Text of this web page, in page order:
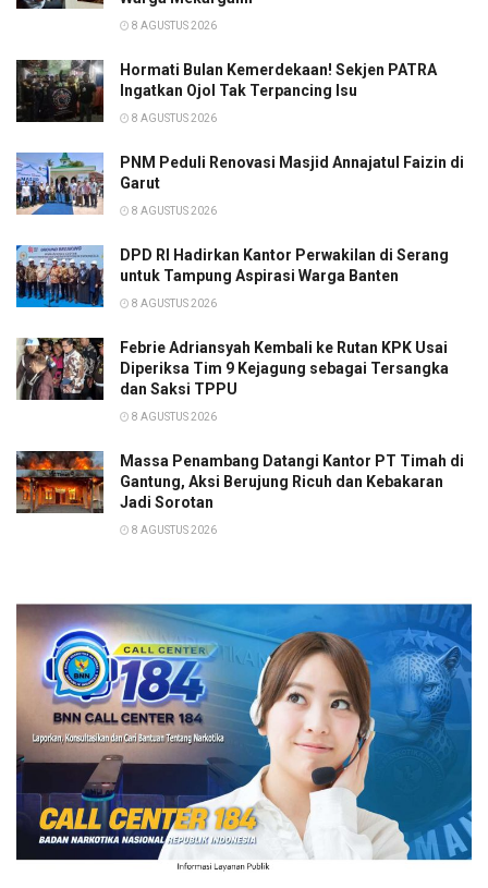
8 AGUSTUS 2026
Hormati Bulan Kemerdekaan! Sekjen PATRA
Ingatkan Ojol Tak Terpancing Isu
8 AGUSTUS 2026
PNM Peduli Renovasi Masjid Annajatul Faizin di
Garut
8 AGUSTUS 2026
DPD RI Hadirkan Kantor Perwakilan di Serang
untuk Tampung Aspirasi Warga Banten
8 AGUSTUS 2026
Febrie Adriansyah Kembali ke Rutan KPK Usai
Diperiksa Tim 9 Kejagung sebagai Tersangka
dan Saksi TPPU
8 AGUSTUS 2026
Massa Penambang Datangi Kantor PT Timah di
Gantung, Aksi Berujung Ricuh dan Kebakaran
Jadi Sorotan
8 AGUSTUS 2026